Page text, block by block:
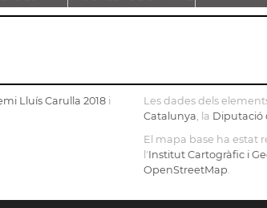
AL CAMÍ
DE DÉU DE CASTELLET
Lluís Carulla 2018 i
Les dades dels
Catalunya, la Diputació
El mapa base ha estat
l'Institut Cartogràfic i
OpenStreetMap.